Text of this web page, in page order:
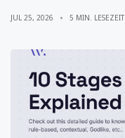
JUL 25, 2026 5 MIN. LESEZEIT